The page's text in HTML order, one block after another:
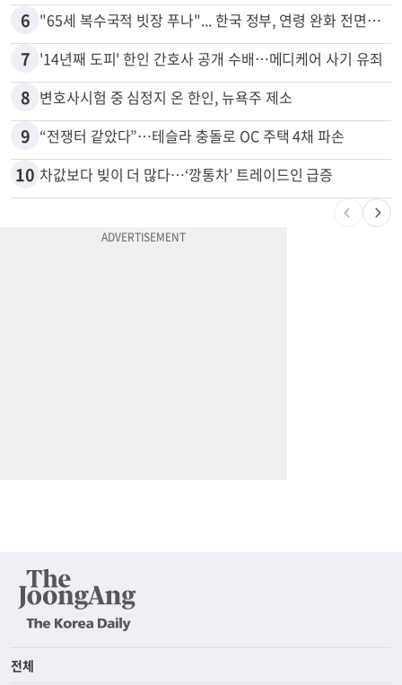
5 부에나파크 한인타운에 281유닛 주거단지 들어선다
6 "65세 복수국적 빗장 푸나"... 한국 정부, 연령 완화 전면 추진
7 '14년째 도피' 한인 간호사 공개 수배…메디케어 사기 유죄
8 변호사시험 중 심정지 온 한인, 뉴욕주 제소
9 “전쟁터 같았다”…테슬라 충돌로 OC 주택 4채 파손